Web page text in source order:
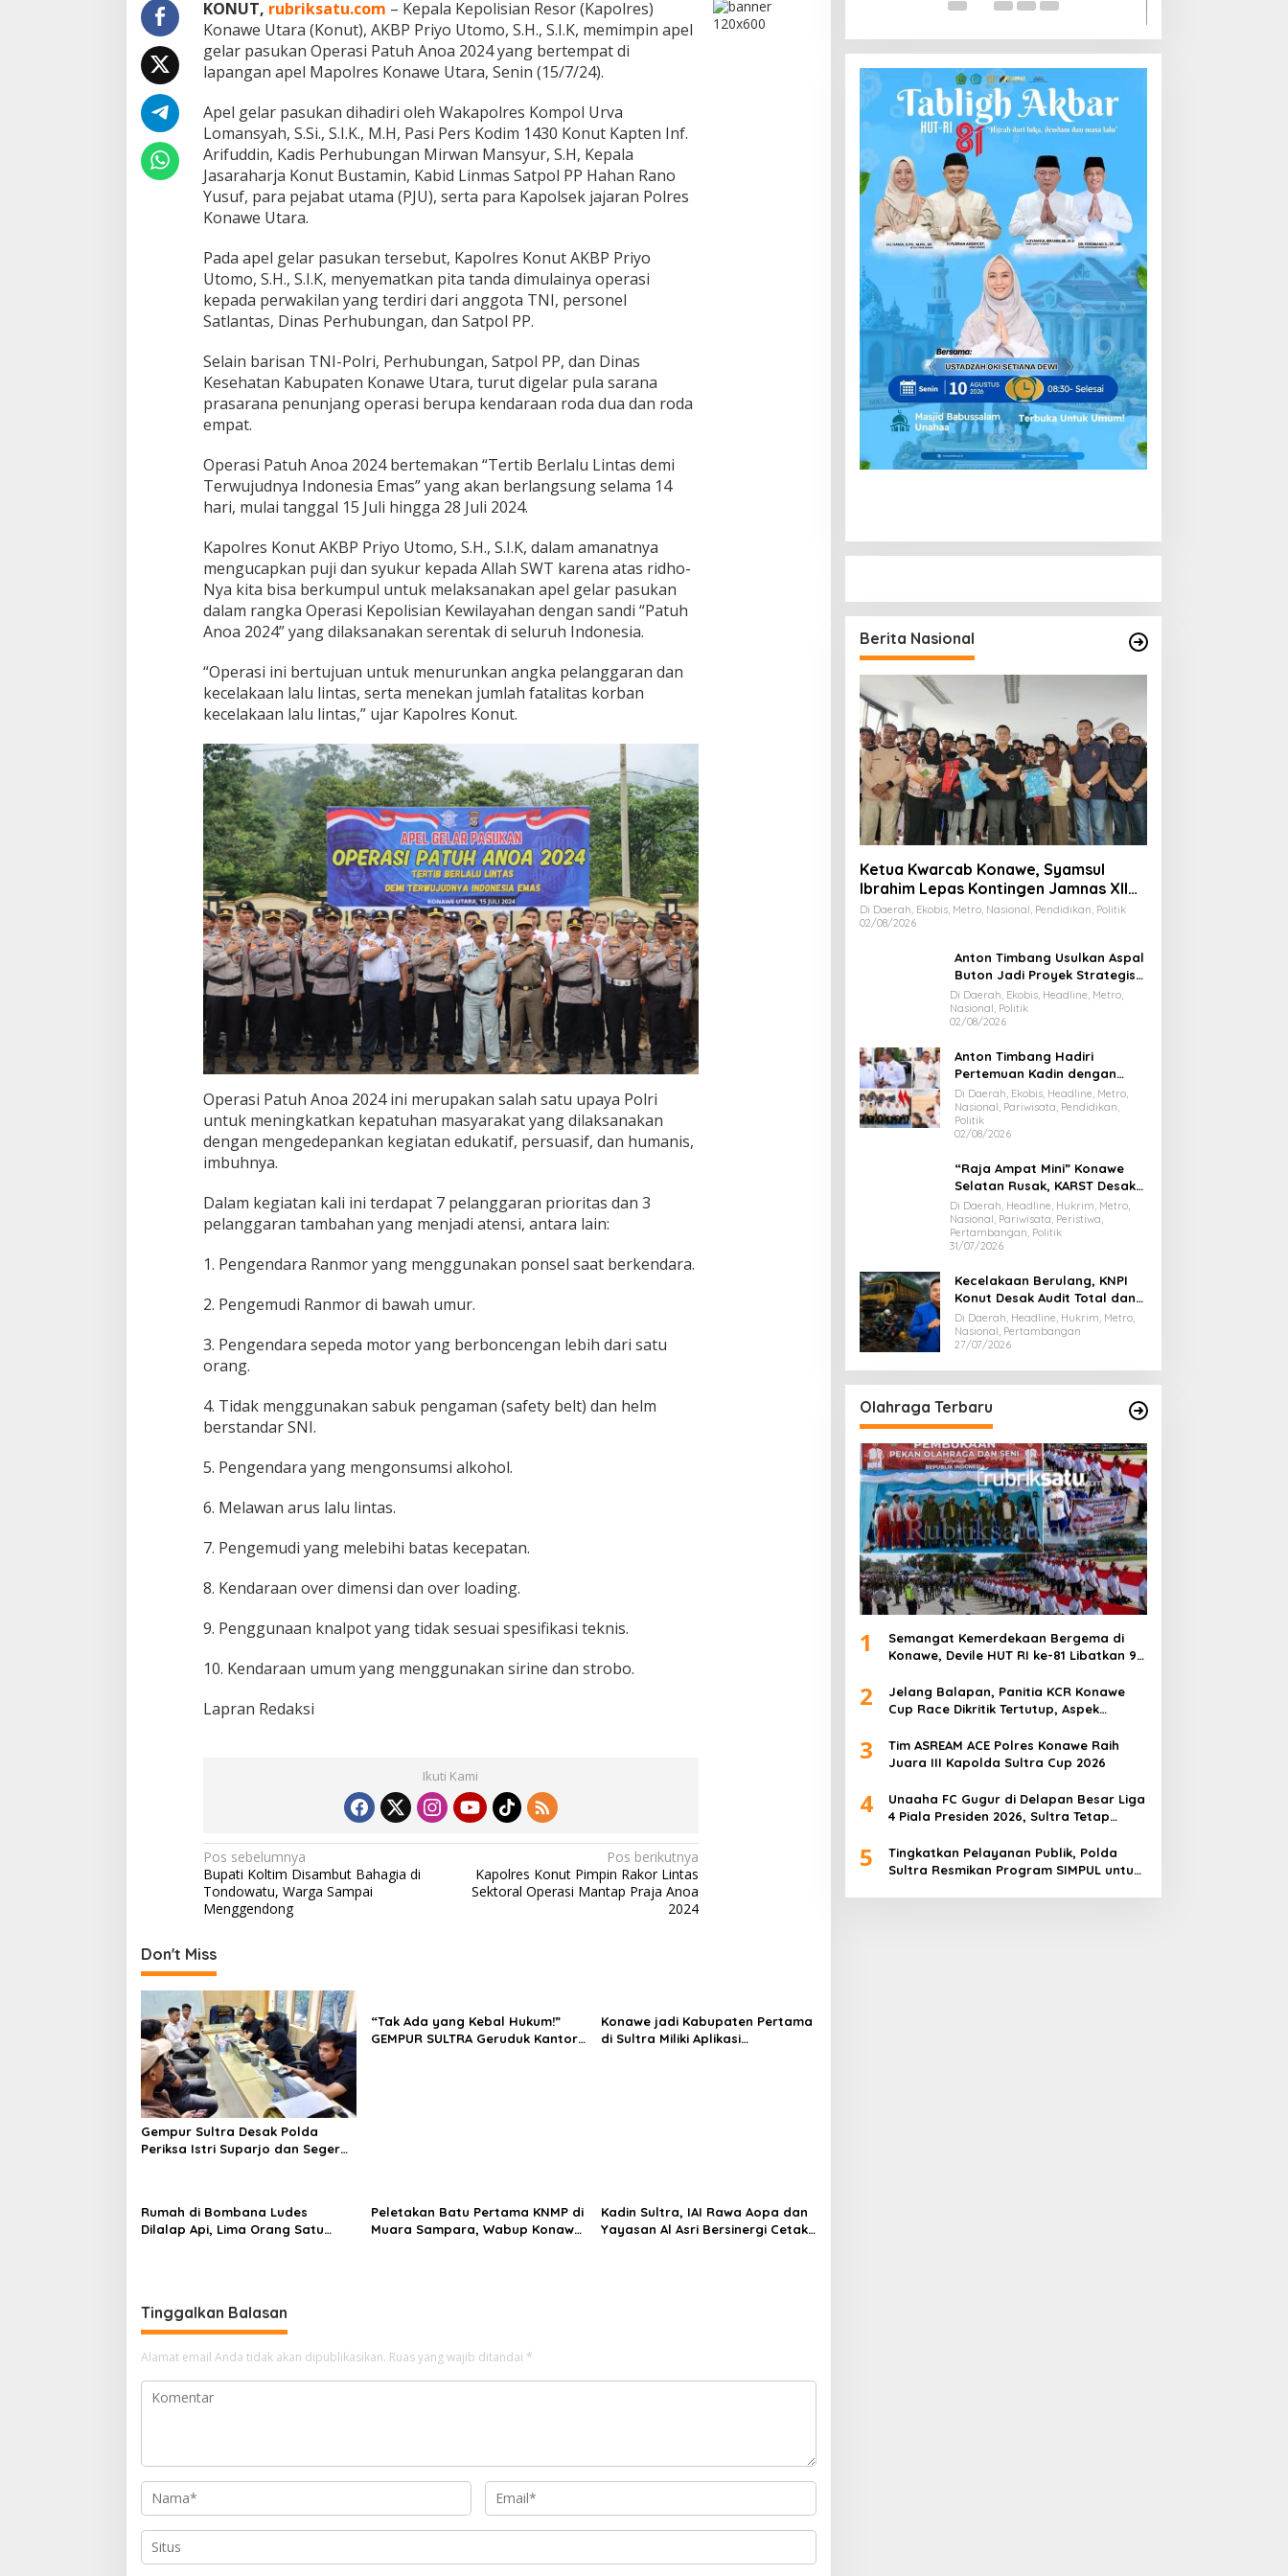
a
s
O
p
r
a
s
i
P
a
t
A
n
o
a
2
2
4
KONUT, rubriksatu.com – Kepala Kepolisian Resor (Kapolres)
Konawe Utara (Konut), AKBP Priyo Utomo, S.H., S.I.K, memimpin apel
gelar pasukan Operasi Patuh Anoa 2024 yang bertempat di
lapangan apel Mapolres Konawe Utara, Senin (15/7/24).
Apel gelar pasukan dihadiri oleh Wakapolres Kompol Urva
Lomansyah, S.Si., S.I.K., M.H, Pasi Pers Kodim 1430 Konut Kapten Inf.
Arifuddin, Kadis Perhubungan Mirwan Mansyur, S.H, Kepala
Jasaraharja Konut Bustamin, Kabid Linmas Satpol PP Hahan Rano
Yusuf, para pejabat utama (PJU), serta para Kapolsek jajaran Polres
Konawe Utara.
Pada apel gelar pasukan tersebut, Kapolres Konut AKBP Priyo
Utomo, S.H., S.I.K, menyematkan pita tanda dimulainya operasi
kepada perwakilan yang terdiri dari anggota TNI, personel
Satlantas, Dinas Perhubungan, dan Satpol PP.
Selain barisan TNI-Polri, Perhubungan, Satpol PP, dan Dinas
Kesehatan Kabupaten Konawe Utara, turut digelar pula sarana
prasarana penunjang operasi berupa kendaraan roda dua dan roda
empat.
Operasi Patuh Anoa 2024 bertemakan “Tertib Berlalu Lintas demi
Terwujudnya Indonesia Emas” yang akan berlangsung selama 14
hari, mulai tanggal 15 Juli hingga 28 Juli 2024.
Kapolres Konut AKBP Priyo Utomo, S.H., S.I.K, dalam amanatnya
mengucapkan puji dan syukur kepada Allah SWT karena atas ridho-
Nya kita bisa berkumpul untuk melaksanakan apel gelar pasukan
dalam rangka Operasi Kepolisian Kewilayahan dengan sandi “Patuh
Anoa 2024” yang dilaksanakan serentak di seluruh Indonesia.
“Operasi ini bertujuan untuk menurunkan angka pelanggaran dan
kecelakaan lalu lintas, serta menekan jumlah fatalitas korban
kecelakaan lalu lintas,” ujar Kapolres Konut.
Operasi Patuh Anoa 2024 ini merupakan salah satu upaya Polri
untuk meningkatkan kepatuhan masyarakat yang dilaksanakan
dengan mengedepankan kegiatan edukatif, persuasif, dan humanis,
imbuhnya.
Dalam kegiatan kali ini terdapat 7 pelanggaran prioritas dan 3
pelanggaran tambahan yang menjadi atensi, antara lain:
1. Pengendara Ranmor yang menggunakan ponsel saat berkendara.
2. Pengemudi Ranmor di bawah umur.
3. Pengendara sepeda motor yang berboncengan lebih dari satu
orang.
4. Tidak menggunakan sabuk pengaman (safety belt) dan helm
berstandar SNI.
5. Pengendara yang mengonsumsi alkohol.
6. Melawan arus lalu lintas.
7. Pengemudi yang melebihi batas kecepatan.
8. Kendaraan over dimensi dan over loading.
9. Penggunaan knalpot yang tidak sesuai spesifikasi teknis.
10. Kendaraan umum yang menggunakan sirine dan strobo.
Lapran Redaksi
Ikuti Kami
N
a
v
g
a
s
i
p
o
s
Pos sebelumnya
Bupati Koltim Disambut Bahagia di
Tondowatu, Warga Sampai
Menggendong
Pos berikutnya
Kapolres Konut Pimpin Rakor Lintas
Sektoral Operasi Mantap Praja Anoa
2024
Don't Miss
Gempur Sultra Desak Polda
Periksa Istri Suparjo dan Segera
“Tak Ada yang Kebal Hukum!”
GEMPUR SULTRA Geruduk Kantor
Konawe jadi Kabupaten Pertama
di Sultra Miliki Aplikasi
Rumah di Bombana Ludes
Dilalap Api, Lima Orang Satu
Peletakan Batu Pertama KNMP di
Muara Sampara, Wabup Konawe
Kadin Sultra, IAI Rawa Aopa dan
Yayasan Al Asri Bersinergi Cetak
Tinggalkan Balasan
Alamat email Anda tidak akan dipublikasikan. Ruas yang wajib ditandai *
Berita Nasional
Ketua Kwarcab Konawe, Syamsul
Ibrahim Lepas Kontingen Jamnas XII
2026
Di Daerah, Ekobis, Metro, Nasional, Pendidikan, Politik
02/08/2026
Anton Timbang Usulkan Aspal
Buton Jadi Proyek Strategis
Nasional
Di Daerah, Ekobis, Headline, Metro,
Nasional, Politik
02/08/2026
Anton Timbang Hadiri
Pertemuan Kadin dengan
Presiden Prabowo, Bawa Misi
Majukan Ekonomi Sultra
Di Daerah, Ekobis, Headline, Metro,
Nasional, Pariwisata, Pendidikan,
Politik
02/08/2026
“Raja Ampat Mini” Konawe
Selatan Rusak, KARST Desak
Gubernur Evaluasi Total
Dispar Sultra
Di Daerah, Headline, Hukrim, Metro,
Nasional, Pariwisata, Peristiwa,
Pertambangan, Politik
31/07/2026
Kecelakaan Berulang, KNPI
Konut Desak Audit Total dan
Hentikan Hauling PT SPL
Di Daerah, Headline, Hukrim, Metro,
Nasional, Pertambangan
27/07/2026
Olahraga Terbaru
1
Semangat Kemerdekaan Bergema di
Konawe, Devile HUT RI ke-81 Libatkan 98
2
Jelang Balapan, Panitia KCR Konawe
Cup Race Dikritik Tertutup, Aspek
3
Tim ASREAM ACE Polres Konawe Raih
Juara III Kapolda Sultra Cup 2026
4
Unaaha FC Gugur di Delapan Besar Liga
4 Piala Presiden 2026, Sultra Tetap
5
Tingkatkan Pelayanan Publik, Polda
Sultra Resmikan Program SIMPUL untuk